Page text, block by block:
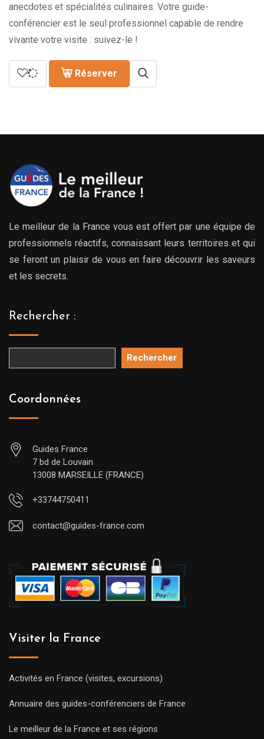
anecdotes et spécialités culinaires. Votre guide-
conférencier est le seul professionnel capable de rendre
vivante votre visite : suivez-le !
Réserver
Le meilleur de la France vous est offert par une équipe de
professionnels réactifs, connaissant leurs territoires et qui
se feront un plaisir de vous en faire découvrir les saveurs
et les secrets.
Rechercher :
Rechercher
Coordonnées
Guides France
7 bd de Louvain
13008 MARSEILLE (FRANCE)
+33744750411
contact@guides-france.com
Visiter la France
Activités en France (visites, excursions)
Annuaire des guides-conférenciers de France
Le meilleur de la France et ses régions